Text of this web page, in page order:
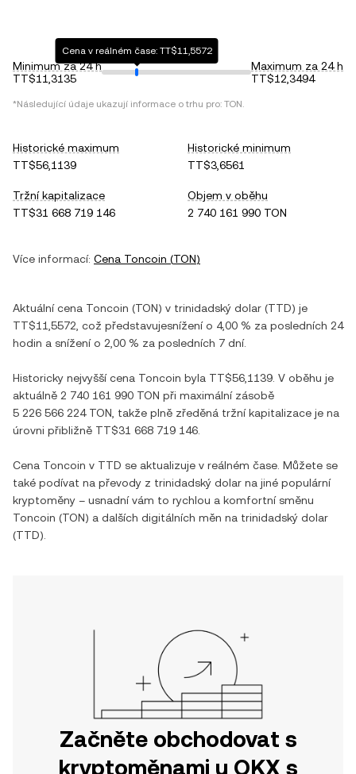
Minimum za 24 h
TT$11,3135
Cena v reálném čase: TT$11,5572
Maximum za 24 h
TT$12,3494
*Následující údaje ukazují informace o trhu pro: TON.
Historické maximum
TT$56,1139
Historické minimum
TT$3,6561
Tržní kapitalizace
TT$31 668 719 146
Objem v oběhu
2 740 161 990 TON
Více informací: Cena Toncoin (TON)
Aktuální cena Toncoin (TON) v trinidadský dolar (TTD) je
TT$11,5572 , což představujesníženío 4,00 % za posledních 24
hodin a sníženío 2,00 % za posledních 7 dní.
Historicky nejvyšší cena Toncoin byla TT$56,1139 . V oběhu je
aktuálně 2 740 161 990 TON při maximální zásobě
5 226 566 224 TON , takže plně zředěná tržní kapitalizace je na
úrovni přibližně TT$31 668 719 146
Cena Toncoin v TTD se aktualizuje v reálném čase. Můžete se
také podívat na převody z trinidadský dolar na jiné populární
kryptoměny – usnadní vám to rychlou a komfortní směnu
Toncoin (TON) a dalších digitálních měn na trinidadský dolar
(TTD).
Začněte obchodovat s
kryptoměnami u OKX s